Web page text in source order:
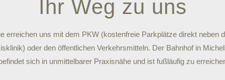
Ihr Weg zu uns
erreichen uns mit dem PKW (kostenfreie Parkplätze direkt neben
oder den öffentlichen Verkehrsmitteln. Der Bahnhof in
sich in unmittelbarer Praxisnähe und ist fußläufig zu